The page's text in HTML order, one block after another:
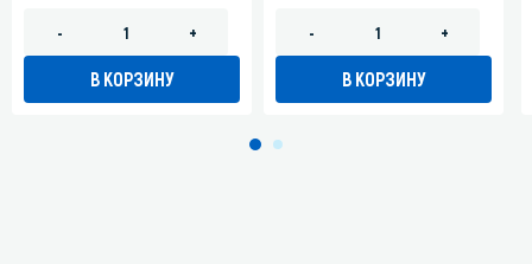
- +
В КОРЗИНУ
- +
В КОРЗИНУ